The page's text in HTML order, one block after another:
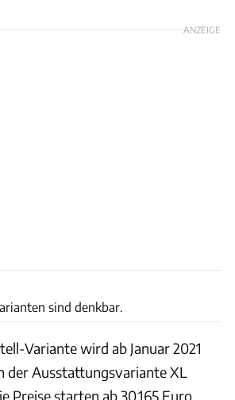
ANZEIGE
sind denkbar.
Variante wird ab Januar 2021
der Ausstattungsvariante XL
Preise starten ab 30.165 Euro